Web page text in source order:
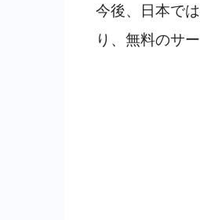
今後、日本で
り、無料のサ